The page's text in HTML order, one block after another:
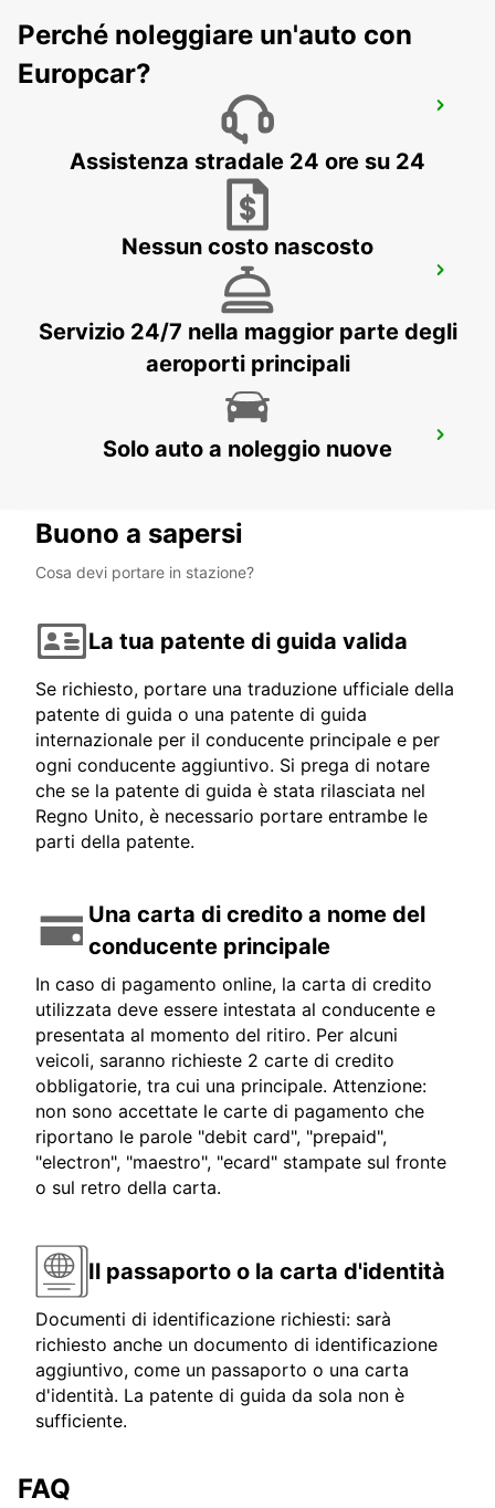
AMBERG
Perché noleggiare un'auto con
Europcar?
Assistenza stradale 24 ore su 24
Nessun costo nascosto
Servizio 24/7 nella maggior parte degli
aeroporti principali
Solo auto a noleggio nuove
Buono a sapersi
Cosa devi portare in stazione?
La tua patente di guida valida
Se richiesto, portare una traduzione ufficiale della
patente di guida o una patente di guida
internazionale per il conducente principale e per
ogni conducente aggiuntivo. Si prega di notare
che se la patente di guida è stata rilasciata nel
Regno Unito, è necessario portare entrambe le
parti della patente.
Una carta di credito a nome del
conducente principale
In caso di pagamento online, la carta di credito
utilizzata deve essere intestata al conducente e
presentata al momento del ritiro. Per alcuni
veicoli, saranno richieste 2 carte di credito
obbligatorie, tra cui una principale. Attenzione:
non sono accettate le carte di pagamento che
riportano le parole "debit card", "prepaid",
"electron", "maestro", "ecard" stampate sul fronte
o sul retro della carta.
Il passaporto o la carta d'identità
Documenti di identificazione richiesti: sarà
richiesto anche un documento di identificazione
aggiuntivo, come un passaporto o una carta
d'identità. La patente di guida da sola non è
sufficiente.
FAQ